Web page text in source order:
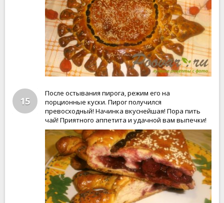
15
После остывания пирога, режим его на
порционные куски. Пирог получился
превосходный! Начинка вкуснейшая! Пора пить
чай! Приятного аппетита и удачной вам выпечки!